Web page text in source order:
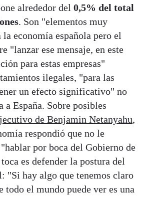
alrededor del 0,5% del total
. Son "elementos muy
economía española pero el
"lanzar ese mensaje, en este
para estas empresas"
ilegales, "para las
un efecto significativo" no
a España. Sobre posibles
de Benjamin Netanyahu,
respondió que no le
por boca del Gobierno de
es defender la postura del
"Si hay algo que tenemos claro
todo el mundo puede ver es una